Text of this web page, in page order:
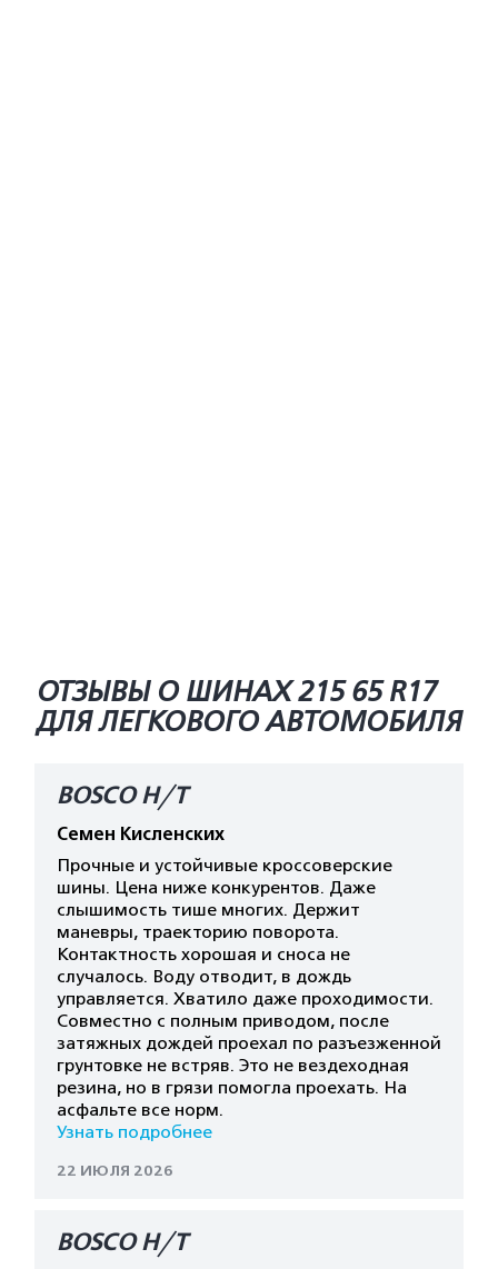
ОТЗЫВЫ О ШИНАХ 215 65 R17
ДЛЯ ЛЕГКОВОГО АВТОМОБИЛЯ
BOSCO H/T
Семен Кисленских
Прочные и устойчивые кроссоверские
шины. Цена ниже конкурентов. Даже
слышимость тише многих. Держит
маневры, траекторию поворота.
Контактность хорошая и сноса не
случалось. Воду отводит, в дождь
управляется. Хватило даже проходимости.
Совместно с полным приводом, после
затяжных дождей проехал по разъезженной
грунтовке не встряв. Это не вездеходная
резина, но в грязи помогла проехать. На
асфальте все норм.
Узнать подробнее
22 ИЮЛЯ 2026
BOSCO H/T